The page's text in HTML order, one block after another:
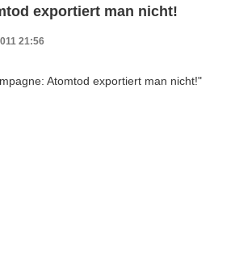
exportiert man nicht!
21:56